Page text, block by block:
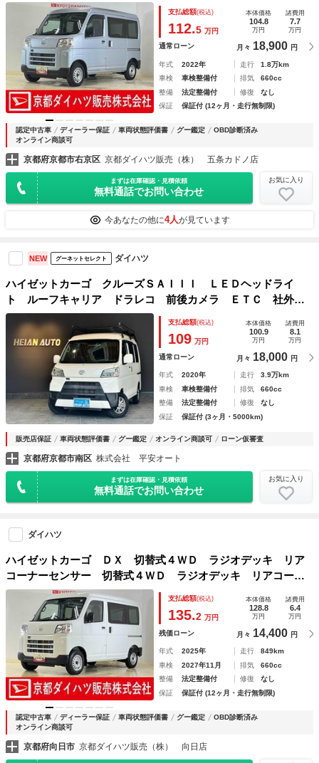
ーセンサー オートマチックハイビーム キーレスエントリ
ー スペアキー有り ドアバイザー オートライト アイドリ
ングストップ 横滑り防止装置 マニュアルエアコン
支払総額(税込)
112.5 万円
本体価格
104.8
万円
諸費用
7.7
万円
通常ローン 月々 18,900 円
年式 2022年 走行
1.8万km
車検
車検整備付 排気
660cc
整備
法定整備付 修復
なし
保証
保証付 (12ヶ月・走行無制限)
認定中古車 ディーラー保証 車両状態評価書 グー鑑定
OBD診断済み
オンライン商談可
京都府京都市右京区 京都ダイハツ販売（株） 五条カドノ店
まずは在庫確認・見積依頼
無料通話でお問い合わせ
お気に入り
今あなたの他に4人が見ています
NEW グーネットセレクト ダイハツ
ハイゼットカーゴ クルーズＳＡＩＩＩ ＬＥＤヘッドライ
ト ルーフキャリア ドラレコ 前後カメラ ＥＴＣ 社外ナ
ビ Ｂｌｕｅｔｏｏｔｈ 電格ミラー パワーウィンドウ ス
ペアキー アルミホイール オートハイビーム オートライ
ト バイザー
支払総額(税込)
109 万円
本体価格
100.9
万円
諸費用
8.1
万円
通常ローン 月々 18,000 円
年式 2020年 走行
3.9万km
車検
車検整備付 排気
660cc
整備
法定整備付 修復
なし
保証
保証付 (3ヶ月・5000km)
販売店保証 車両状態評価書 グー鑑定 オンライン商談可 ローン仮審査
京都府京都市南区 株式会社 平安オート
まずは在庫確認・見積依頼
無料通話でお問い合わせ
お気に入り
ダイハツ
ハイゼットカーゴ ＤＸ 切替式４ＷＤ ラジオデッキ リア
コーナーセンサー 切替式４ＷＤ ラジオデッキ リアコーナ
ーセンサー オートマチックハイビーム キーレスエントリ
ー オートライト 横滑り防止装置 アイドリングストップ
盗難防止装置 １２Ｖ電源ソケット マニュアルエアコン
支払総額(税込)
135.2 万円
本体価格
128.8
万円
諸費用
6.4
万円
残価ローン 月々 14,400 円
年式 2025年 走行
849km
車検
2027年11月 排気
660cc
整備
法定整備付 修復
なし
保証
保証付 (12ヶ月・走行無制限)
認定中古車 ディーラー保証 車両状態評価書 グー鑑定
OBD診断済み
オンライン商談可
京都府向日市 京都ダイハツ販売（株） 向日店